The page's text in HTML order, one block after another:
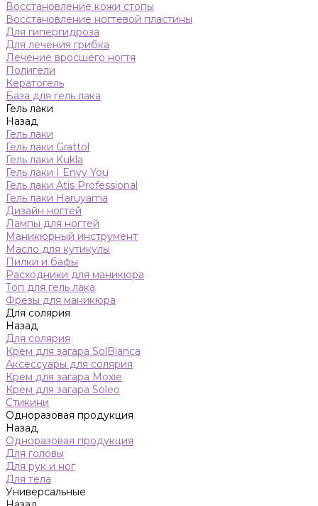
Восстановление кожи стопы
Восстановление ногтевой пластины
Для гипергидроза
Для лечения грибка
Лечение вросшего ногтя
Полигели
Кератогель
База для гель лака
Гель лаки
Назад
Гель лаки
Гель лаки Grattol
Гель лаки Kukla
Гель лаки I Envy You
Гель лаки Atis Professional
Гель лаки Haruyama
Дизайн ногтей
Лампы для ногтей
Маникюрный инструмент
Масло для кутикулы
Пилки и бафы
Расходники для маникюра
Топ для гель лака
Фрезы для маникюра
Для солярия
Назад
Для солярия
Крем для загара SolBianca
Аксессуары для солярия
Крем для загара Moxie
Крем для загара Soleo
Стикини
Одноразовая продукция
Назад
Одноразовая продукция
Для головы
Для рук и ног
Для тела
Универсальные